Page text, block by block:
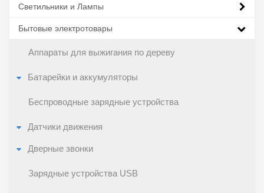
Светильники и Лампы
Бытовые электротовары
Аппараты для выжигания по дереву
Батарейки и аккумуляторы
Беспроводные зарядные устройства
Датчики движения
Дверные звонки
Зарядные устройства USB